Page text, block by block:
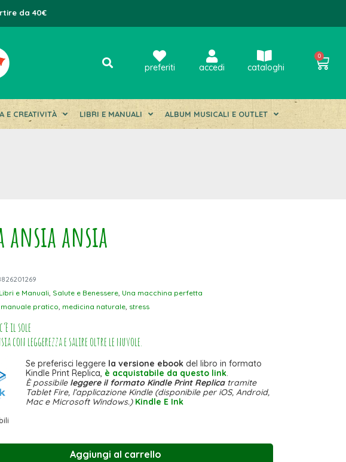
da 40€
preferiti accedi cataloghi
0
E CREATIVITÀ LIBRI E MANUALI ALBUM MUSICALI E OUTLET
ansia ansia
Libri e Manuali, Salute e Benessere, Una macchina perfetta
manuale pratico, medicina naturale, stress
il sole
con leggerezza e salire oltre le nuvole.
Se preferisci leggere la versione ebook del libro in formato
Kindle Print Replica, è acquistabile da questo link.
È possibile leggere il formato Kindle Print Replicatramite
Tablet Fire, l’applicazione Kindle (disponibile per iOS, Android,
Mac e Microsoft Windows.) Kindle E Ink
Aggiungi al carrello